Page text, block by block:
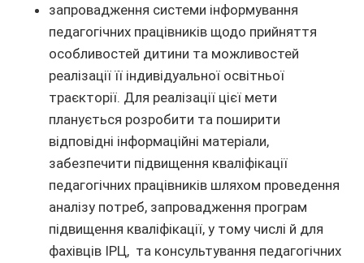
запровадження системи інформування
педагогічних працівників щодо прийняття
особливостей дитини та можливостей
реалізації її індивідуальної освітньої
траєкторії. Для реалізації цієї мети
планується розробити та поширити
відповідні інформаційні матеріали,
забезпечити підвищення кваліфікації
педагогічних працівників шляхом проведення
аналізу потреб, запровадження програм
підвищення кваліфікації, у тому числі й для
фахівців ІРЦ, та консультування педагогічних